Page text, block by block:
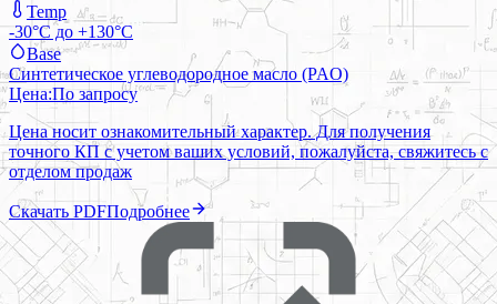
Temp
-30°C до +130°C
Base
Синтетическое углеводородное масло (PAO)
Цена:По запросу
Цена носит ознакомительный характер. Для получения
точного КП с учетом ваших условий, пожалуйста, свяжитесь с
отделом продаж
Скачать PDFПодробнее